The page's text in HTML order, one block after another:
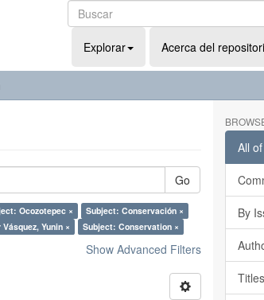
Explorar Acerca del
Go
Ocozotepec ×
Subject: Conservación ×
Yunin × Subject: Conservation ×
Show Advanced Filters
All
By
Titles